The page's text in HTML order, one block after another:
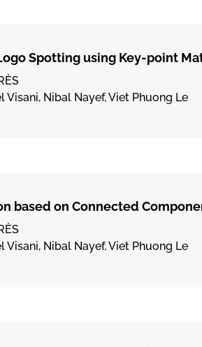
Spotting using Key-point
Visani, Nibal Nayef, Viet Phuong Le
based on Connected
Visani, Nibal Nayef, Viet Phuong Le